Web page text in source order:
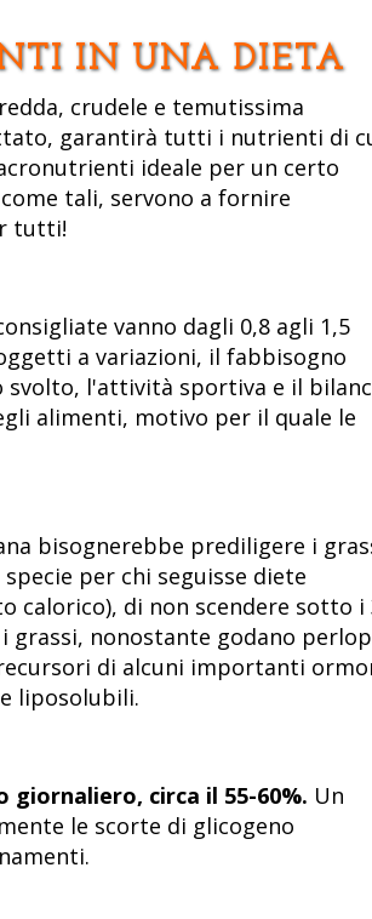
IN UNA DIETA
crudele e temutissima
garantirà tutti i nutrienti di
ideale per un certo
tali, servono a fornire
tutti!
vanno dagli 0,8 agli 1,5
a variazioni, il fabbisogno
l'attività sportiva e il
alimenti, motivo per il quale le
bisognerebbe prediligere i
per chi seguisse diete
calorico), di non scendere sotto i
nonostante godano
di alcuni importanti
liposolubili.
circa il 55-60%. Un
le scorte di glicogeno